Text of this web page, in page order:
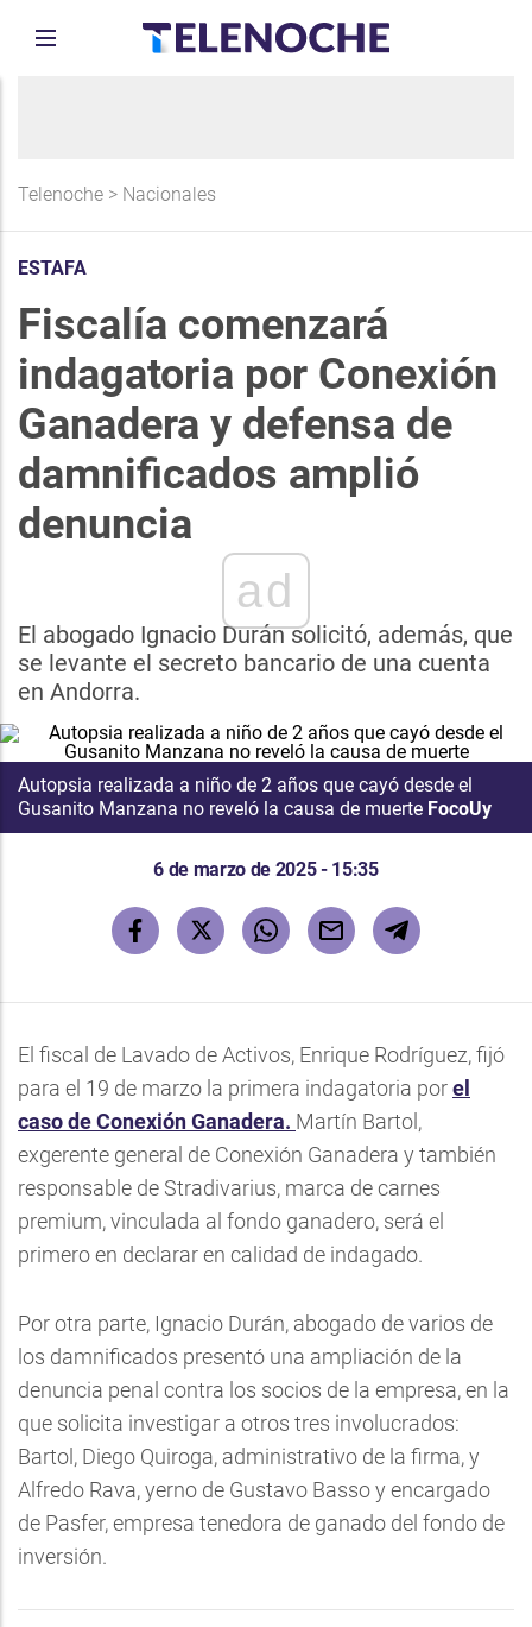
Telenoche > Nacionales
ESTAFA
Fiscalía comenzará
indagatoria por Conexión
Ganadera y defensa de
damnificados amplió
denuncia
ad
El abogado Ignacio Durán solicitó, además, que
se levante el secreto bancario de una cuenta
en Andorra.
Autopsia realizada a niño de 2 años que cayó desde el
Gusanito Manzana no reveló la causa de muerte FocoUy
6 de marzo de 2025 - 15:35
El fiscal de Lavado de Activos, Enrique Rodríguez, fijó
para el 19 de marzo la primera indagatoria porel
caso de Conexión Ganadera. Martín Bartol,
exgerente general de Conexión Ganadera y también
responsable de Stradivarius, marca de carnes
premium, vinculada al fondo ganadero, será el
primero en declarar en calidad de indagado.
Por otra parte, Ignacio Durán, abogado de varios de
los damnificados presentó una ampliación de la
denuncia penal contra los socios de la empresa, en la
que solicita investigar a otros tres involucrados:
Bartol, Diego Quiroga, administrativo de la firma, y
Alfredo Rava, yerno de Gustavo Basso y encargado
de Pasfer, empresa tenedora de ganado del fondo de
inversión.